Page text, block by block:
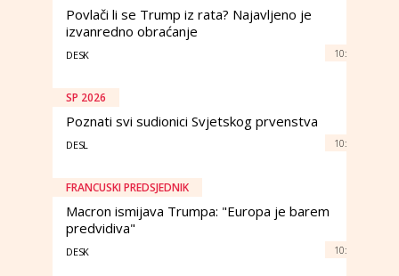
Povlači li se Trump iz rata? Najavljeno je
izvanredno obraćanje
DESK 10:
SP 2026
Poznati svi sudionici Svjetskog prvenstva
DESL 10:
FRANCUSKI PREDSJEDNIK
Macron ismijava Trumpa: "Europa je barem
predvidiva"
DESK 10: